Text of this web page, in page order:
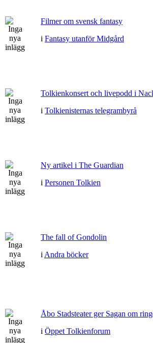
Filmer om svensk fantasy
i Fantasy utanför Midgård
Tolkienkonsert och livepodd i
i Tolkienisternas telegrambyrå
Ny artikel i The Guardian
i Personen Tolkien
The fall of Gondolin
i Andra böcker
Åbo Stadsteater ger Sagan om
i Öppet Tolkienforum